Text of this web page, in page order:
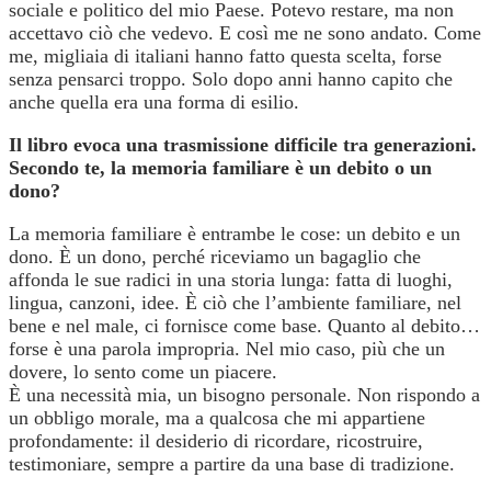
sociale e politico del mio Paese. Potevo restare, ma non
accettavo ciò che vedevo. E così me ne sono andato. Come
me, migliaia di italiani hanno fatto questa scelta, forse
senza pensarci troppo. Solo dopo anni hanno capito che
anche quella era una forma di esilio.
Il libro evoca una trasmissione difficile tra generazioni.
Secondo te, la memoria familiare è un debito o un
dono?
La memoria familiare è entrambe le cose: un debito e un
dono. È un dono, perché riceviamo un bagaglio che
affonda le sue radici in una storia lunga: fatta di luoghi,
lingua, canzoni, idee. È ciò che l’ambiente familiare, nel
bene e nel male, ci fornisce come base. Quanto al debito…
forse è una parola impropria. Nel mio caso, più che un
dovere, lo sento come un piacere.
È una necessità mia, un bisogno personale. Non rispondo a
un obbligo morale, ma a qualcosa che mi appartiene
profondamente: il desiderio di ricordare, ricostruire,
testimoniare, sempre a partire da una base di tradizione.